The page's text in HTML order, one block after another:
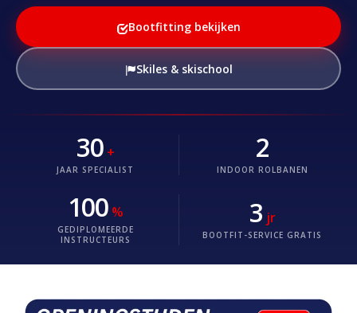
Bootfitting bekijken
Skiles & skischool
30 +
JAAR SPECIALIST
2
INDOOR ROLBANEN
100 %
GEDIPLOMEERDE
INSTRUCTEURS
3 jr
BOOTFIT-SERVICE GRATIS